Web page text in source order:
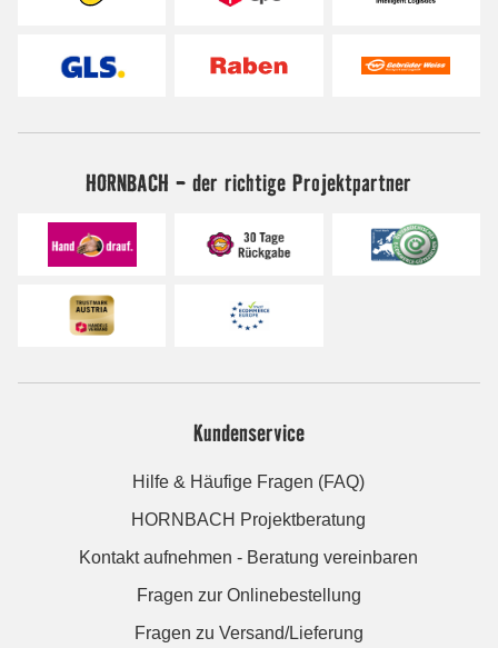
HORNBACH - der richtige Projektpartner
Kundenservice
Hilfe & Häufige Fragen (FAQ)
HORNBACH Projektberatung
Kontakt aufnehmen - Beratung vereinbaren
Fragen zur Onlinebestellung
Fragen zu Versand/Lieferung